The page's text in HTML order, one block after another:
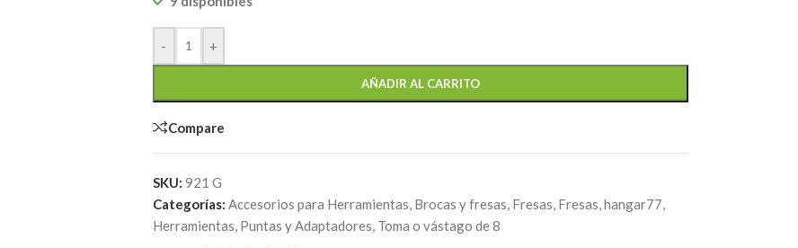
- +
AÑADIR AL CARRITO
Compare
SKU: 921 G
Categorías: Accesorios para Herramientas, Brocas y fresas, Fresas, Fresas,hangar77,
Herramientas, Puntas y Adaptadores, Toma o vástago de 8